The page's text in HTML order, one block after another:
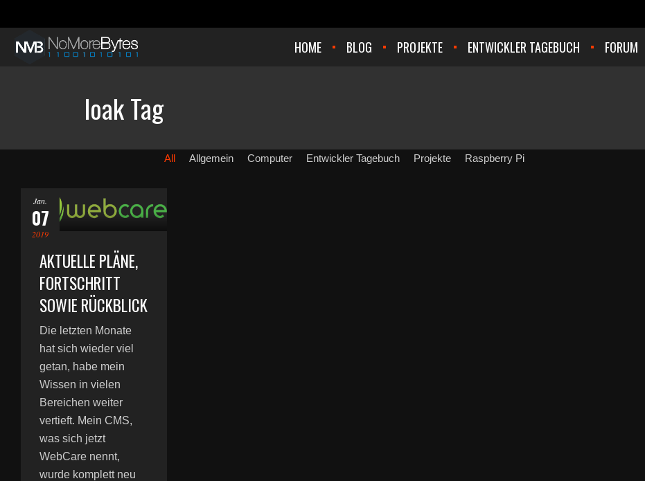
HOME BLOG PROJEKTE ENTWICKLER TAGEBUCH FORUM
loak Tag
All Allgemein Computer Entwickler Tagebuch Projekte Raspberry Pi
Jan.
07
2019
AKTUELLE PLÄNE,
FORTSCHRITT
SOWIE RÜCKBLICK
Die letzten Monate
hat sich wieder viel
getan, habe mein
Wissen in vielen
Bereichen weiter
vertieft. Mein CMS,
was sich jetzt
WebCare nennt,
wurde komplett neu